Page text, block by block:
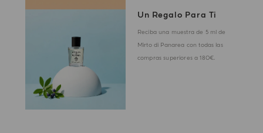
Un Regalo Para Ti
Reciba una muestra de 5 ml de
Mirto di Panarea con todas las
compras superiores a 180€.